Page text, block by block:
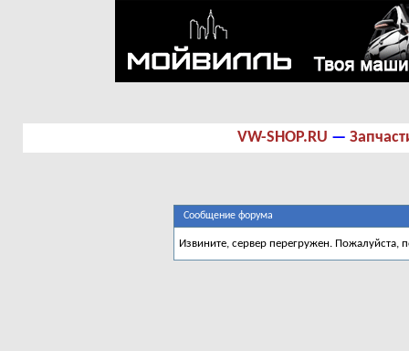
VW-SHOP.RU —
Сообщение форума
Извините, сервер перегружен. Пожалуйста,